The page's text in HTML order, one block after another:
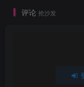
评论 抢沙发